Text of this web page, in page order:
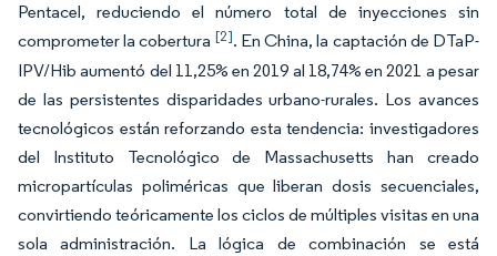
Pentacel, reduciendo el número total de inyecciones sin
comprometer la cobertura [2]. En China, la captación de DTaP-
IPV/Hib aumentó del 11,25% en 2019 al 18,74% en 2021 a pesar
de las persistentes disparidades urbano-rurales. Los avances
tecnológicos están reforzando esta tendencia: investigadores
del Instituto Tecnológico de Massachusetts han creado
micropartículas poliméricas que liberan dosis secuenciales,
convirtiendo teóricamente los ciclos de múltiples visitas en una
sola administración. La lógica de combinación se está